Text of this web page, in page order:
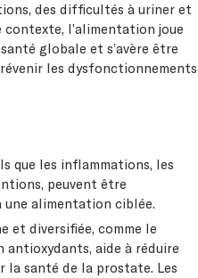
des difficultés à uriner et
l’alimentation joue
globale et s’avère être
les dysfonctionnements
que les inflammations, les
peuvent être
une alimentation ciblée.
et diversifiée, comme le
antioxydants, aide à réduire
la santé de la prostate. Les